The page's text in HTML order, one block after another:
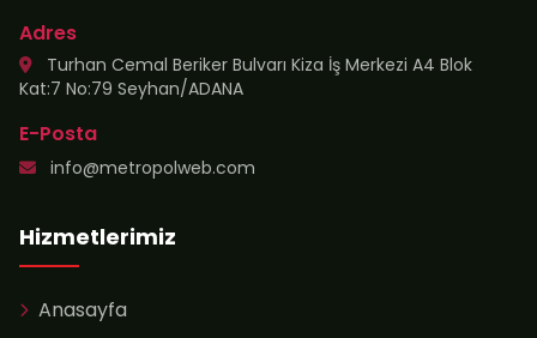
Adres
Turhan Cemal Beriker Bulvarı Kiza İş Merkezi A4 Blok
Kat:7 No:79 Seyhan/ADANA
E-Posta
info@metropolweb.com
Hizmetlerimiz
Anasayfa